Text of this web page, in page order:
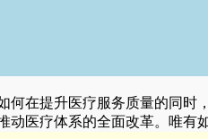
何在提升医疗服务质量的同
动医疗体系的全面改革。唯有